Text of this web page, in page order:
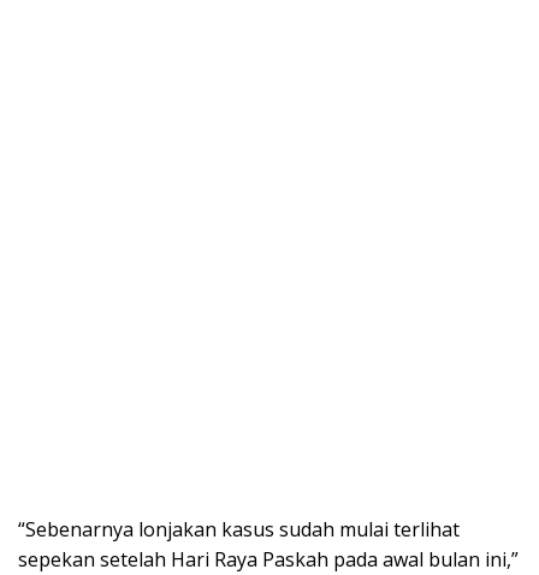
“Sebenarnya lonjakan kasus sudah mulai terlihat
sepekan setelah Hari Raya Paskah pada awal bulan ini,”